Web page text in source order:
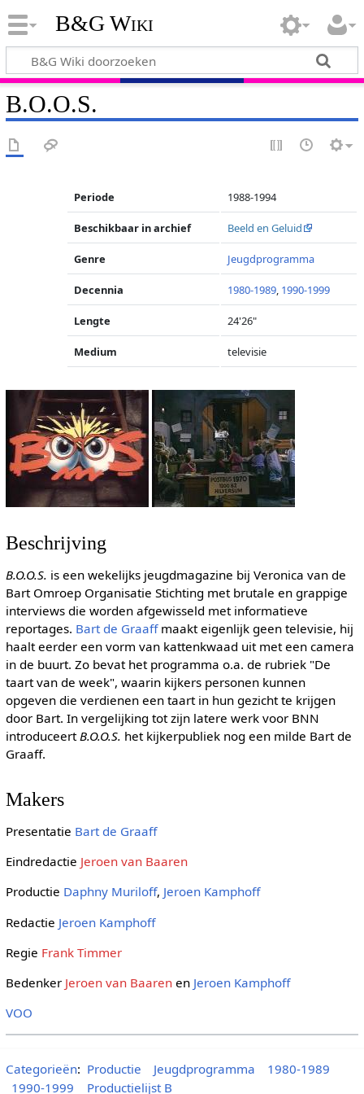
B&G Wiki
B.O.O.S.
Periode 1988-1994
Beschikbaar in archief Beeld en Geluid
Genre Jeugdprogramma
Decennia 1980-1989, 1990-1999
Lengte 24'26"
Medium televisie
Beschrijving
B.O.O.S. is een wekelijks jeugdmagazine bij Veronica van de
Bart Omroep Organisatie Stichting met brutale en grappige
interviews die worden afgewisseld met informatieve
reportages. Bart de Graaffmaakt eigenlijk geen televisie, hij
haalt eerder een vorm van kattenkwaad uit met een camera
in de buurt. Zo bevat het programma o.a. de rubriek "De
taart van de week", waarin kijkers personen kunnen
opgeven die verdienen een taart in hun gezicht te krijgen
door Bart. In vergelijking tot zijn latere werk voor BNN
introduceertB.O.O.S. het kijkerpubliek nog een milde Bart de
Graaff.
Makers
Presentatie Bart de Graaff
Eindredactie Jeroen van Baaren
Productie Daphny Muriloff, Jeroen Kamphoff
Redactie Jeroen Kamphoff
Regie Frank Timmer
Bedenker Jeroen van Baarenen Jeroen Kamphoff
VOO
Categorieën: Productie Jeugdprogramma
1980-1989
1990-1999
Productielijst B